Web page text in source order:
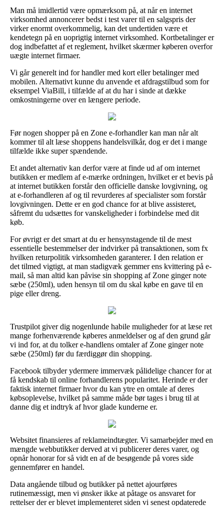
Man må imidlertid være opmærksom på, at når en internet
virksomhed annoncerer bedst i test varer til en salgspris der
virker enormt overkommelig, kan det undertiden være et
kendetegn på en uoprigtig internet virksomhed. Kortbetalinger er
dog indbefattet af et reglement, hvilket skærmer køberen overfor
uægte internet firmaer.
Vi går generelt ind for handler med kort eller betalinger med
mobilen. Alternativt kunne du anvende et afdragstilbud som for
eksempel ViaBill, i tilfælde af at du har i sinde at dække
omkostningerne over en længere periode.
Før nogen shopper på en Zone e-forhandler kan man når alt
kommer til alt læse shoppens handelsvilkår, dog er det i mange
tilfælde ikke super spændende.
Et andet alternativ kan derfor være at finde ud af om internet
butikken er medlem af e-mærke ordningen, hvilket er et bevis på
at internet butikken forstår den officielle danske lovgivning, og
at e-forhandleren af og til revurderes af specialister som forstår
lovgivningen. Dette er en god chance for at blive assisteret,
såfremt du udsættes for vanskeligheder i forbindelse med dit
køb.
For øvrigt er det smart at du er hensynstagende til de mest
essentielle bestemmelser der indvirker på transaktionen, som fx
hvilken returpolitik virksomheden garanterer. I den relation er
det tilmed vigtigt, at man stadigvæk gemmer ens kvittering på e-
mail, så man altid kan påvise sin shopping af Zone ginger note
sæbe (250ml), uden hensyn til om du skal købe en gave til en
pige eller dreng.
Trustpilot giver dig nogenlunde habile muligheder for at læse ret
mange forhenværende køberes anmeldelser og af den grund går
vi ind for, at du tolker e-handlens omtaler af Zone ginger note
sæbe (250ml) før du færdiggør din shopping.
Facebook tilbyder ydermere immervæk pålidelige chancer for at
få kendskab til online forhandlerens popularitet. Herinde er der
faktisk internet firmaer hvor du kan ytre en omtale af deres
købsoplevelse, hvilket på samme måde bør tages i brug til at
danne dig et indtryk af hvor glade kunderne er.
Websitet finansieres af reklameindtægter. Vi samarbejder med en
mængde webbutikker derved at vi publicerer deres varer, og
opnår honorar for så vidt en af de besøgende på vores side
gennemfører en handel.
Data angående tilbud og butikker på nettet ajourføres
rutinemæssigt, men vi ønsker ikke at påtage os ansvaret for
rettelser der er blevet implementeret siden vi senest opdaterede